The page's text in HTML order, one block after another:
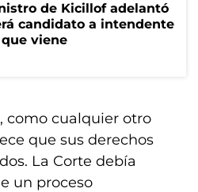
de Kicillof adelantó
candidato a intendente
viene
como cualquier otro
que sus derechos
La Corte debía
un proceso